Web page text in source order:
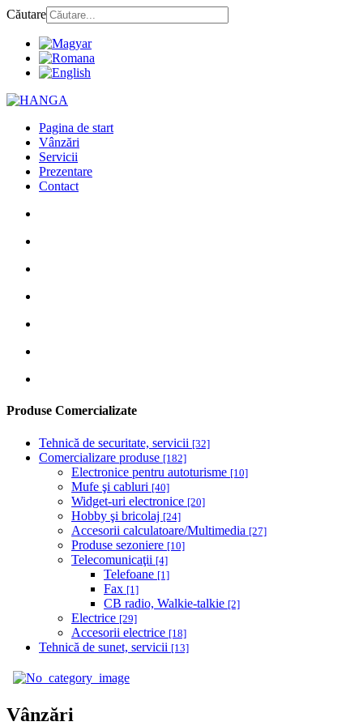
Căutare
Pagina de start
Vânzări
Servicii
Prezentare
Contact
Produse Comercializate
Tehnică de securitate, servicii [32]
Comercializare produse [182]
Electronice pentru autoturisme [10]
Mufe şi cabluri [40]
Widget-uri electronice [20]
Hobby şi bricolaj [24]
Accesorii calculatoare/Multimedia [27]
Produse sezoniere [10]
Telecomunicaţii [4]
Telefoane [1]
Fax [1]
CB radio, Walkie-talkie [2]
Electrice [29]
Accesorii electrice [18]
Tehnică de sunet, servicii [13]
Vânzări